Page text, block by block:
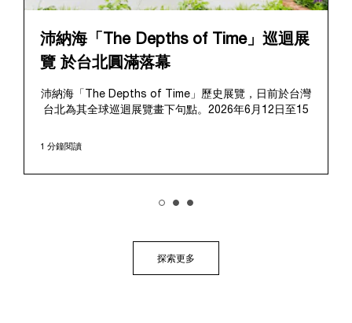
沛納海「The Depths of Time」巡迴展
覽 於台北圓滿落幕
沛納海「The Depths of Time」歷史展覽，日前於台灣
台北為其全球巡迴展覽畫下句點。2026年6月12日至15
區對公眾開放。這座擁有百年歷史的標誌性場地提供了
歷史敘事完美融合、相得益彰。
樹一幟的品牌底蘊，從1910年代初期作為義大利海軍指
術的神秘面紗，推出首個民用的Luminor系列，並完整呈
1 分鐘閱讀
探索更多